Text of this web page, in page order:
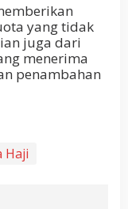
yang tidak
juga dari
menerima
penambahan
Haji